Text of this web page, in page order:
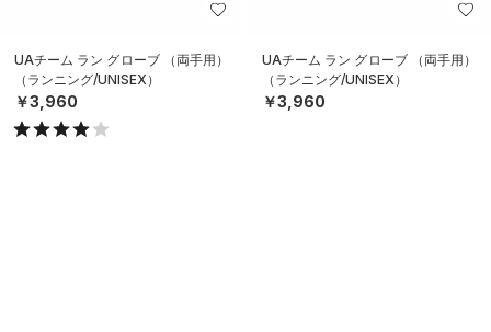
UAチーム ラン グローブ （両手用）
（ランニング/UNISEX）
￥3,960
UAチーム ラン グローブ （両手用）
（ランニング/UNISEX）
￥3,960